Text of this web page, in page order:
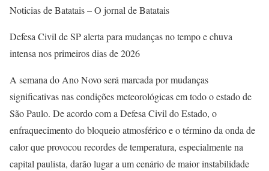
Noticias de Batatais – O jornal de Batatais
Defesa Civil de SP alerta para mudanças no tempo e chuva
intensa nos primeiros dias de 2026
A semana do Ano Novo será marcada por mudanças
significativas nas condições meteorológicas em todo o estado de
São Paulo. De acordo com a Defesa Civil do Estado, o
enfraquecimento do bloqueio atmosférico e o término da onda de
calor que provocou recordes de temperatura, especialmente na
capital paulista, darão lugar a um cenário de maior instabilidade